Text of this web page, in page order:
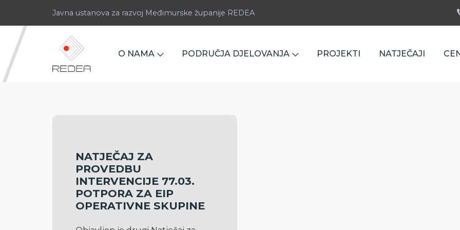
Javna ustanova za razvoj Međimurske županije REDEA
O NAMA PODRUČJA DJELOVANJA PROJEKTI NATJEČAJI
NATJEČAJ ZA
PROVEDBU
INTERVENCIJE 77.03.
POTPORA ZA EIP
OPERATIVNE SKUPINE